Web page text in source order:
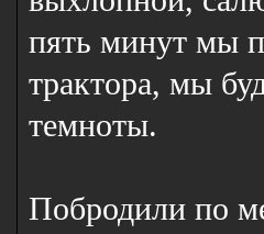
пять минут мы
трактора, мы
темноты.
Побродили по